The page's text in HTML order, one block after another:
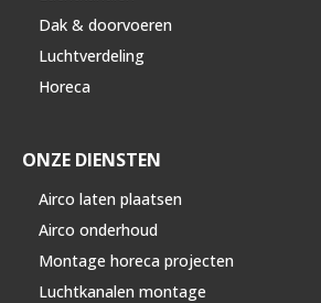
Dak & doorvoeren
Luchtverdeling
Horeca
ONZE DIENSTEN
Airco laten plaatsen
Airco onderhoud
Montage horeca projecten
Luchtkanalen montage